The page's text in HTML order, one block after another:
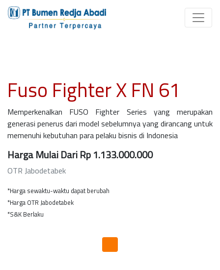
Fuso Fighter X FN 61
Memperkenalkan FUSO Fighter Series yang merupakan
generasi penerus dari model sebelumnya yang dirancang untuk
memenuhi kebutuhan para pelaku bisnis di Indonesia
Harga Mulai Dari Rp 1.133.000.000
OTR Jabodetabek
*Harga sewaktu-waktu dapat berubah
*Harga OTR Jabodetabek
*S&K Berlaku